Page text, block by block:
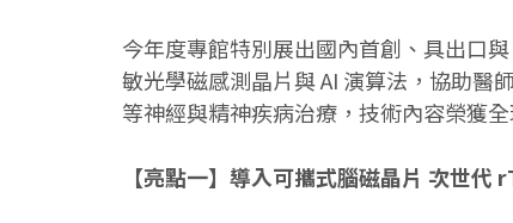
今年度專館特別展出國內首創、具出口
敏光學磁感測晶片與 AI 演算法，協助醫
等神經與精神疾病治療，技術內容榮獲
【亮點一】導入可攜式腦磁晶片 次世代